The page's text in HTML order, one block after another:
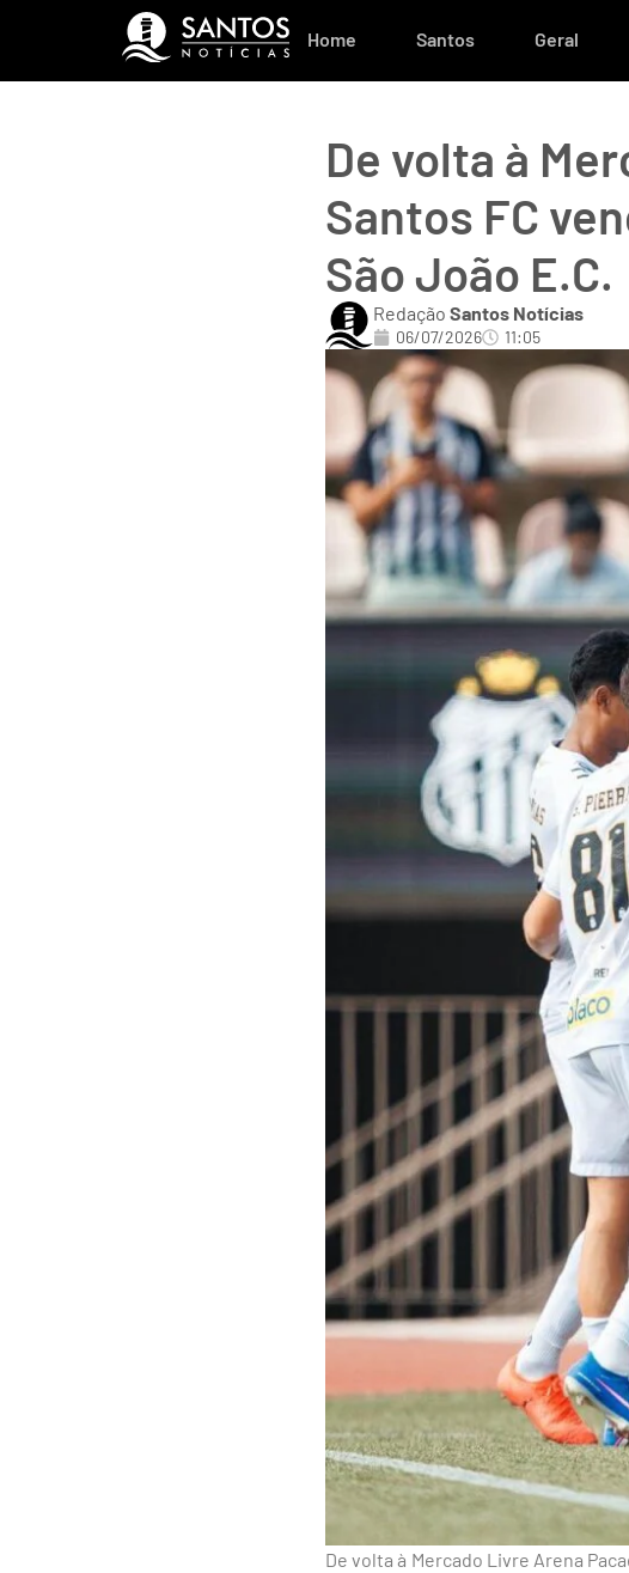
Home Santos Geral
De volta à
Santos FC
São João E.C.
Redação Santos Notícias
06/07/2026 11:05
De volta à Mercado Livre Arena